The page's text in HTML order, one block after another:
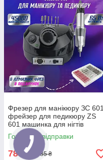
Фрезер для манікюру ЗС 601
фрейзер для педикюру ZS
601 машинка для нігтів
45.000 оборотів 65 Ватт
Готово до відправки
785 ₴ 885 ₴